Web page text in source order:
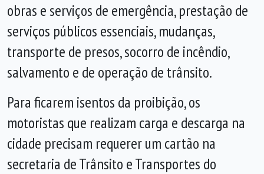
obras e serviços de emergência, prestação de
serviços públicos essenciais, mudanças,
transporte de presos, socorro de incêndio,
salvamento e de operação de trânsito.
Para ficarem isentos da proibição, os
motoristas que realizam carga e descarga na
cidade precisam requerer um cartão na
secretaria de Trânsito e Transportes do